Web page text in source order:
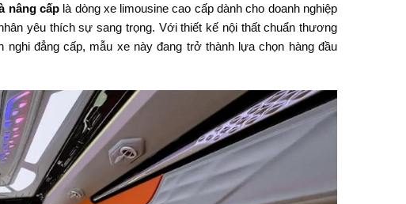
nâng cấplà dòng xe limousine cao cấp dành cho doanh nghiệp
yêu thích sự sang trọng. Với thiết kế nội thất chuẩn thương
đẳng cấp, mẫu xe này đang trở thành lựa chọn hàng đầu